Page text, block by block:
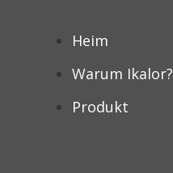
Heim
Warum Ikalor?
Produkt